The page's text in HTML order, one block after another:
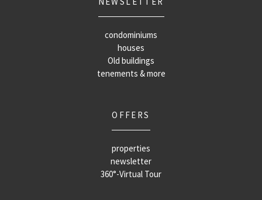
condominiums
houses
Old buildings
tenements & more
OFFERS
properties
newsletter
360°-Virtual Tour